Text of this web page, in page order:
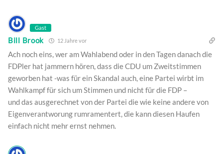
Gast
Bill Brook 12 Jahre vor
Ach noch eins, wer am Wahlabend oder in den Tagen danach die
FDPler hat jammern hören, dass die CDU um Zweitstimmen
geworben hat -was für ein Skandal auch, eine Partei wirbt im
Wahlkampf für sich um Stimmen und nicht für die FDP –
und das ausgerechnet von der Partei die wie keine andere von
Eigenverantworung rumramentert, die kann diesen Haufen
einfach nicht mehr ernst nehmen.